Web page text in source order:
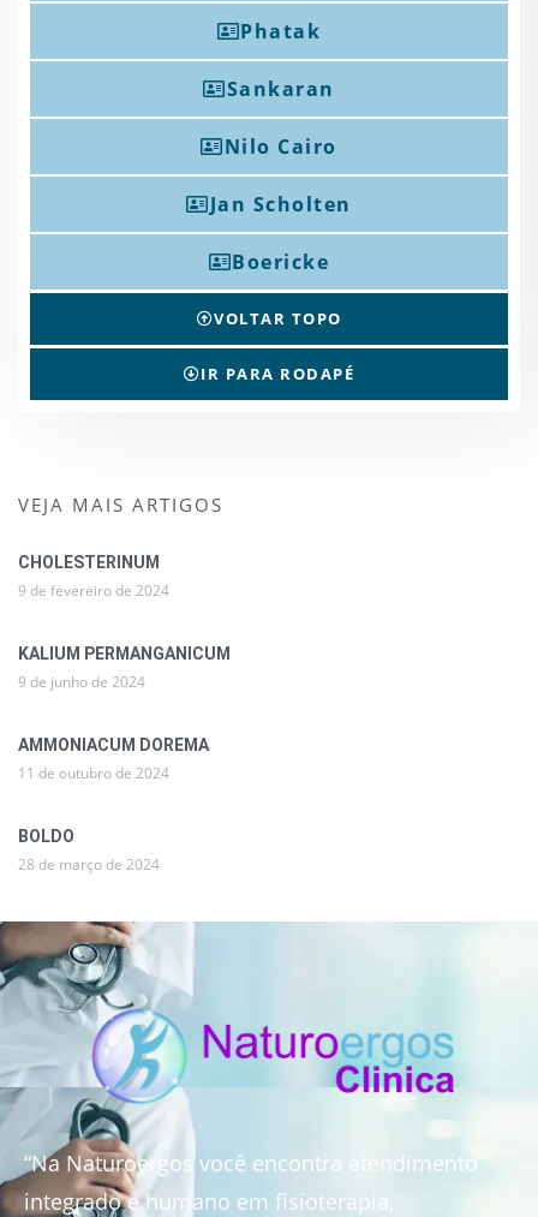
Phatak
Sankaran
Nilo Cairo
Jan Scholten
Boericke
VOLTAR TOPO
IR PARA RODAPÉ
VEJA MAIS ARTIGOS
CHOLESTERINUM
9 de fevereiro de 2024
KALIUM PERMANGANICUM
9 de junho de 2024
AMMONIACUM DOREMA
11 de outubro de 2024
BOLDO
28 de março de 2024
“Na Naturoergos você encontra atendimento
integrado e humano em fisioterapia,